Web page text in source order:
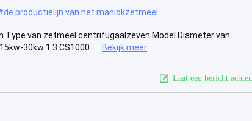
de productielijn van het maniokzetmeel
van zetmeel centrifugaalzeven Model Diameter van
30kw 1.3 CS1000 ....
Bekijk meer
Laat een bericht achter.